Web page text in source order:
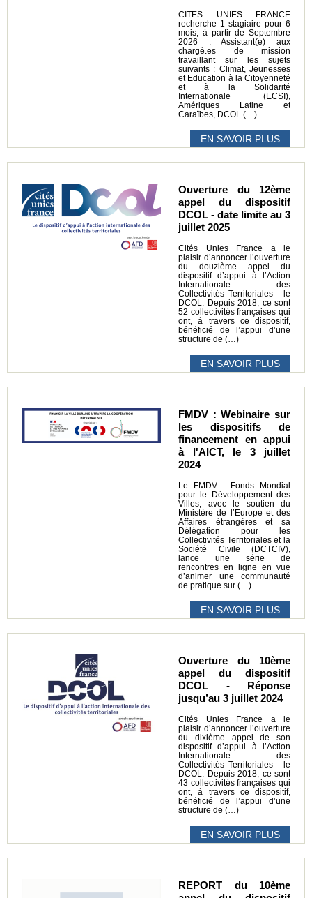
CITES UNIES FRANCE
recherche 1 stagiaire pour 6
mois, à partir de Septembre
2026 : Assistant(e) aux
chargé.es de mission
travaillant sur les sujets
suivants : Climat, Jeunesses
et Education à la Citoyenneté
et à la Solidarité
Internationale (ECSI),
Amériques Latine et
Caraïbes, DCOL (…)
EN SAVOIR PLUS
Ouverture du 12ème
appel du dispositif
DCOL - date limite au 3
juillet 2025
Cités Unies France a le
plaisir d’annoncer l’ouverture
du douzième appel du
dispositif d’appui à l’Action
Internationale des
Collectivités Territoriales - le
DCOL. Depuis 2018, ce sont
52 collectivités françaises qui
ont, à travers ce dispositif,
bénéficié de l’appui d’une
structure de (…)
EN SAVOIR PLUS
FMDV : Webinaire sur
les dispositifs de
financement en appui
à l'AICT, le 3 juillet
2024
Le FMDV - Fonds Mondial
pour le Développement des
Villes, avec le soutien du
Ministère de l’Europe et des
Affaires étrangères et sa
Délégation pour les
Collectivités Territoriales et la
Société Civile (DCTCIV),
lance une série de
rencontres en ligne en vue
d’animer une communauté
de pratique sur (…)
EN SAVOIR PLUS
Ouverture du 10ème
appel du dispositif
DCOL - Réponse
jusqu’au 3 juillet 2024
Cités Unies France a le
plaisir d’annoncer l’ouverture
du dixième appel de son
dispositif d’appui à l’Action
Internationale des
Collectivités Territoriales - le
DCOL. Depuis 2018, ce sont
43 collectivités françaises qui
ont, à travers ce dispositif,
bénéficié de l’appui d’une
structure de (…)
EN SAVOIR PLUS
REPORT du 10ème